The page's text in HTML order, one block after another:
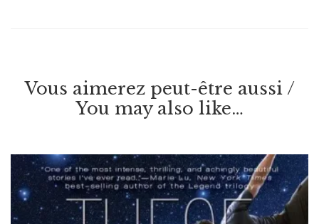
Vous aimerez peut-être aussi /
You may also like…